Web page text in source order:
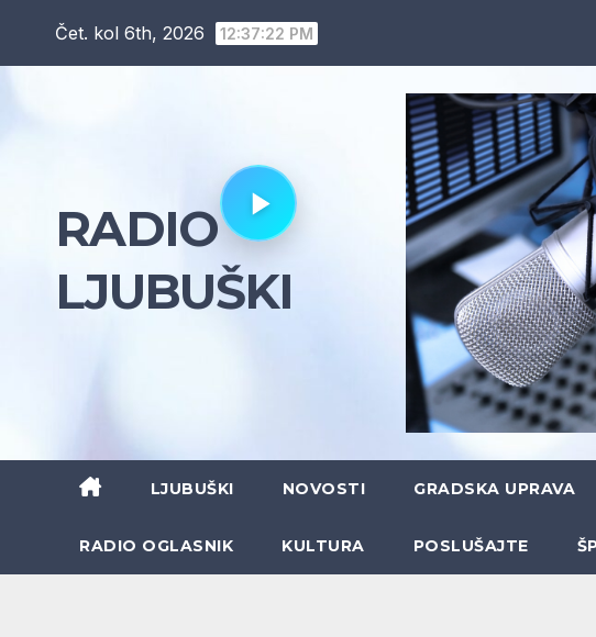
Čet. kol 6th, 2026 12:37:23 PM
RADIO
LJUBUŠKI
LJUBUŠKI NOVOSTI GRADSKA UPRAVA
RADIO OGLASNIK KULTURA POSLUŠAJTE